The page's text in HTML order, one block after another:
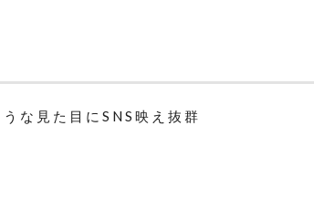
な見た目にSNS映え抜群